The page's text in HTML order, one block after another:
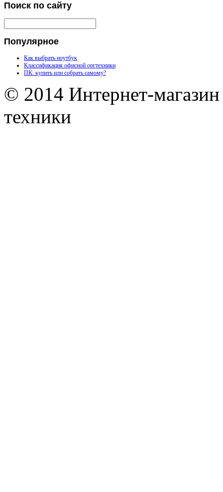
Поиск по сайту
Популярное
Как выбрать ноутбук
Классификация офисной оргтехники
ПК: купить или собрать самому?
© 2014 Интернет-
техники